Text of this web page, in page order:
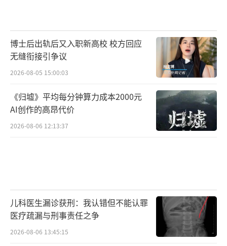
博士后出轨后又入职新高校 校方回应
无缝衔接引争议
2026-08-05 15:00:03
《归墟》平均每分钟算力成本2000元
AI创作的高昂代价
2026-08-06 12:13:37
儿科医生漏诊获刑：我认错但不能认罪
医疗疏漏与刑事责任之争
2026-08-06 13:45:15